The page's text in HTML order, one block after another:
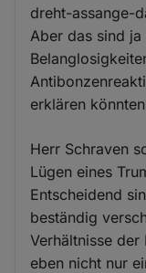
dreht-assange-
Aber das sind
erklären
Herr Schraven
Lügen eines
Entscheidend
beständig
Verhältnisse
eben nicht nur